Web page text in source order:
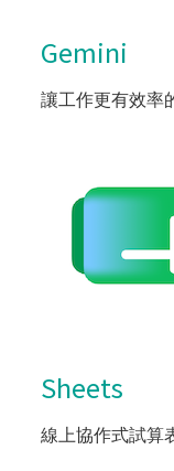
Gemini
讓工作更有效率
Sheets
線上協作式試算